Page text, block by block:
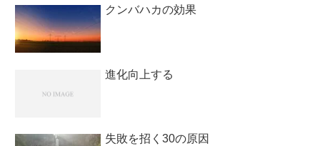
クンバハカの効果
進化向上する
失敗を招く30の原因